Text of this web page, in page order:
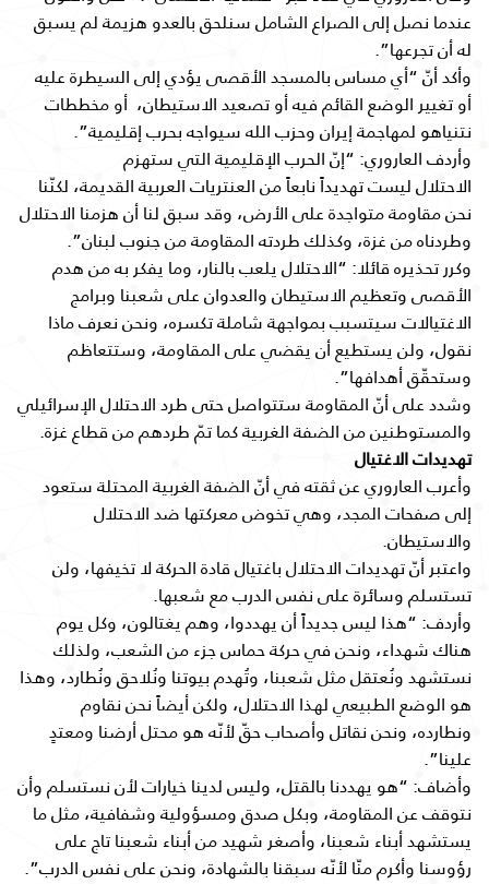
عندما نصل إلى الصراع الشامل سنلحق بالعدو هزيمة لم يسبق
له أن تجرعها”.
وأكد أنّ “أي مساس بالمسجد الأقصى يؤدي إلى السيطرة عليه
أو تغيير الوضع القائم فيه أو تصعيد الاستيطان، أو مخططات
نتنياهو لمهاجمة إيران وحزب الله سيواجه بحرب إقليمية”.
وأردف العاروري: “إنّ الحرب الإقليمية التي ستهزم
الاحتلال ليست تهديداً نابعاً من العنتريات العربية القديمة، لكنّنا
نحن مقاومة متواجدة على الأرض، وقد سبق لنا أن هزمنا الاحتلال
وطردناه من غزة، وكذلك طردته المقاومة من جنوب لبنان”.
وكرر تحذيره قائلا: “الاحتلال يلعب بالنار، وما يفكر به من هدم
الأقصى وتعظيم الاستيطان والعدوان على شعبنا وبرامج
الاغتيالات سيتسبب بمواجهة شاملة تكسره، ونحن نعرف ماذا
نقول، ولن يستطيع أن يقضي على المقاومة، وستتعاظم
وستحقّق أهدافها”.
وشدد على أنّ المقاومة ستتواصل حتى طرد الاحتلال الإسرائيلي
والمستوطنين من الضفة الغربية كما تمّ طردهم من قطاع غزة.
تهديدات الاغتيال
وأعرب العاروري عن ثقته في أنّ الضفة الغربية المحتلة ستعود
إلى صفحات المجد، وهي تخوض معركتها ضد الاحتلال
والاستيطان.
واعتبر أنّ تهديدات الاحتلال باغتيال قادة الحركة لا تخيفها، ولن
تستسلم وسائرة على نفس الدرب مع شعبها.
وأردف: “هذا ليس جديداً أن يهددوا، وهم يغتالون، وكل يوم
هناك شهداء، ونحن في حركة حماس جزء من الشعب، ولذلك
نستشهد ونُعتقل مثل شعبنا، وتُهدم بيوتنا ونُلاحق ونُطارد، وهذا
هو الوضع الطبيعي لهذا الاحتلال، ولكن أيضاً نحن نقاوم
ونطارده، ونحن نقاتل وأصحاب حقّ لأنّه هو محتل أرضنا ومعتدٍ
علينا”.
وأضاف: “هو يهددنا بالقتل، وليس لدينا خيارات لأن نستسلم وأن
نتوقف عن المقاومة، وبكل صدق ومسؤولية وشفافية، مثل ما
يستشهد أبناء شعبنا، وأصغر شهيد من أبناء شعبنا تاج على
رؤوسنا وأكرم منّا لأنّه سبقنا بالشهادة، ونحن على نفس الدرب”.